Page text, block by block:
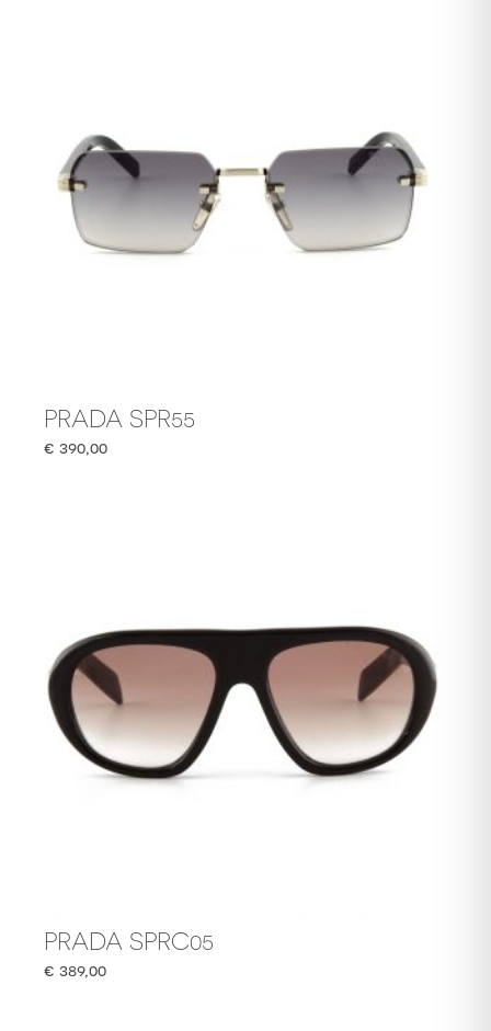
PRADA SPR55
€ 390,00
PRADA SPRC05
€ 389,00